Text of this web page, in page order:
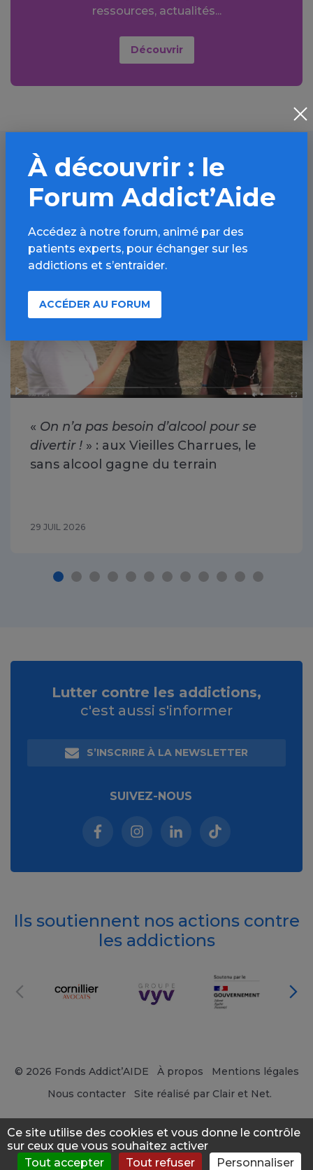
ressources, actualités...
Découvrir
À lire aussi
Alcool / Article
« On n’a pas besoin d’alcool pour se
divertir ! » : aux Vieilles Charrues, le
sans alcool gagne du terrain
29 JUIL 2026
À découvrir : le
Forum Addict’Aide
Accédez à notre forum, animé par des
patients experts, pour échanger sur les
addictions et s’entraider.
ACCÉDER AU FORUM
Lutter contre les addictions,
c'est aussi s'informer
S’INSCRIRE À LA NEWSLETTER
SUIVEZ-NOUS
Facebook (nouvelle fenêtre)
Instagram (nouvelle fenêtre)
Linkedin (nouvelle
Tiktok (nouvelle
Ils soutiennent nos actions contre
les addictions
© 2026 Fonds Addict’AIDE À propos
Mentions légales
Nous contacter
Site réalisé par Clair et Net.
Ce site utilise des cookies et vous donne le contrôle
sur ceux que vous souhaitez activer
Tout accepter
Tout refuser Personnaliser